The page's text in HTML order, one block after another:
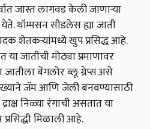
जास्त लागवड केली जाणाऱ्या
येते. थॉम्पसन सीडलेस ह्या जाती
शेतकऱ्यांमध्ये खुप प्रसिद्ध आहे.
जातीची मोठ्या प्रमाणावर
बेंगलोर ब्लू ग्रेप्स असे
जॅम आणि जेली बनवण्यासाठी
निळ्या रंगाची असतात या
प्रसिद्धी मिळाली आहे.